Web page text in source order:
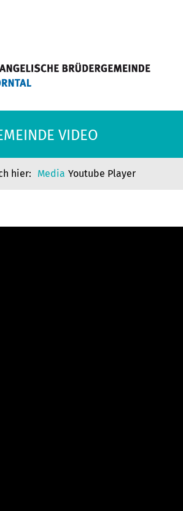
VIDEO
Media Youtube Player